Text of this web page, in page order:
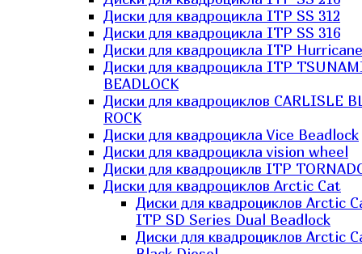
Диски для квадроцикла ITP SS 312
Диски для квадроцикла ITP SS 316
Диски для квадроцикла ITP Hurricane
Диски для квадроцикла ITP
BEADLOCK
Диски для квадроциклов CARLISLE
ROCK
Диски для квадроцикла Vice Beadlock
Диски для квадроцикла vision wheel
Диски для квадроциклв ITP
Диски для квадроциклов Arctic Cat
Диски для квадроциклов Arctic
ITP SD Series Dual Beadlock
Диски для квадроциклов Arctic